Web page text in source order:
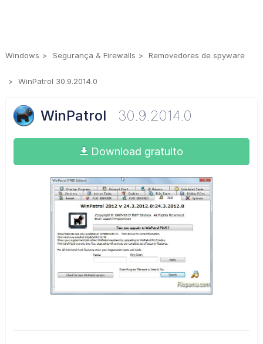
Windows Segurança & Firewalls Removedores de spyware
WinPatrol 30.9.2014.0
WinPatrol 30.9.2014.0
Download gratuito